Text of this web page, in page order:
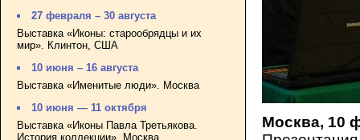
27 февраля – 30 августа
Выставка «Иконы: старообрядцы и их
мир». Клинтон, США
10 июня – 16 августа
Выставка «Именитые люди». Москва
10 июня — 11 октября
Выставка «Иконы Павла Третьякова.
История коллекции». Москва
Москва, 10